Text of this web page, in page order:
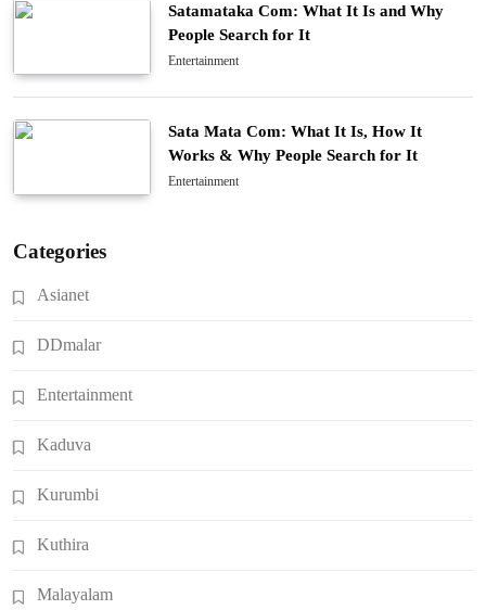
Satamataka Com: What It Is and Why
People Search for It
Entertainment
Sata Mata Com: What It Is, How It
Works & Why People Search for It
Entertainment
Categories
Asianet
DDmalar
Entertainment
Kaduva
Kurumbi
Kuthira
Malayalam